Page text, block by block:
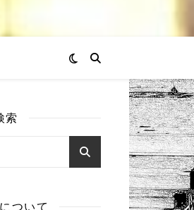
索
ついて